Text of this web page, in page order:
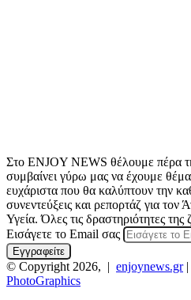
Στο ENJOY NEWS θέλουμε πέρα
συμβαίνει γύρω μας να έχουμε
ευχάριστα που θα καλύπτουν την
συνεντεύξεις και ρεπορτάζ για
Υγεία. Όλες τις δραστηριότητες της
Εισάγετε το Email σας
© Copyright 2026, | enjoynews.gr|
PhotoGraphics